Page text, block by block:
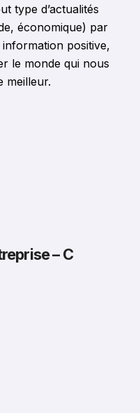
type d’actualités
économique) par
positive,
le monde qui nous
meilleur.
– C